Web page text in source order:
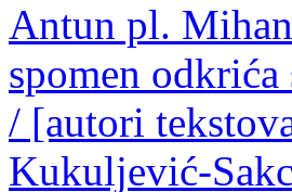
Antun pl.
spomen
/ [autori
Kukuljević-